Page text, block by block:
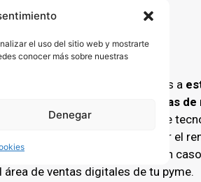
el uso del sitio web y mostrarte
conocer más sobre nuestras
Denegar
Digitales
te ayudamos a
inversión necesaria y las técnicas
incluyendo el aprovechamiento de
inteligencia artificial, para mejorar el
en línea, y realización de un
área de ventas digitales de tu pyme.